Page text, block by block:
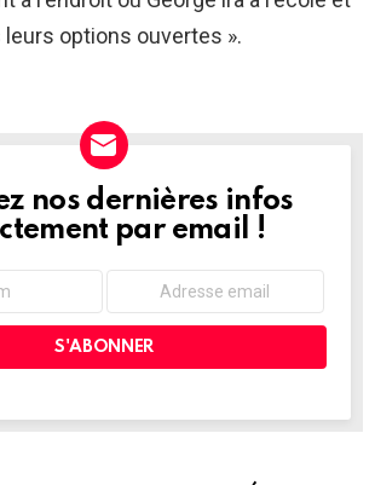
options ouvertes ».
nos dernières infos
par email !